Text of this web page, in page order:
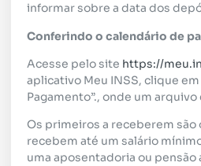
informar sobre a data dos
Conferindo o calendário de
Acesse pelo site https://
aplicativo Meu INSS, clique
Pagamento”., onde um arquivo
Os primeiros a receberem são
recebem até um salário
uma aposentadoria ou pensão